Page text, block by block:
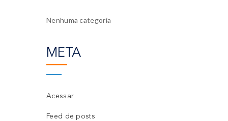
Nenhuma categoria
META
Acessar
Feed de posts